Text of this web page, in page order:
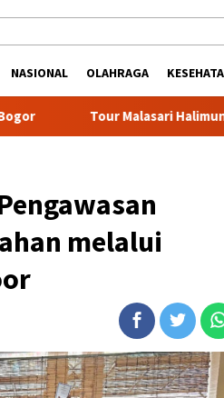
NASIONAL OLAHRAGA
Tour Malasari Halimun Salak Kian
melalui